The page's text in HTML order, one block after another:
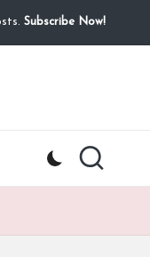
Subscribe Now!